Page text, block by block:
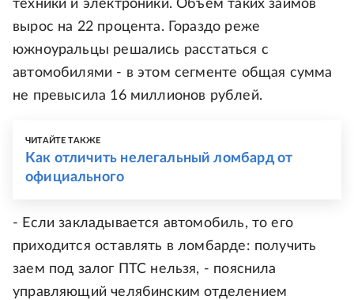
техники и электроники. Объем таких займов
вырос на 22 процента. Гораздо реже
южноуральцы решались расстаться с
автомобилями - в этом сегменте общая сумма
не превысила 16 миллионов рублей.
ЧИТАЙТЕ ТАКЖЕ
Как отличить нелегальный ломбард от
официального
- Если закладывается автомобиль, то его
приходится оставлять в ломбарде: получить
заем под залог ПТС нельзя, - пояснила
управляющий челябинским отделением